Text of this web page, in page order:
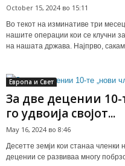
October 15, 2024 во 15:11
Во текот на изминативе три
нашите операции кои се клучни
на нашата држава. Најпрво,
Европа и Свет
За две децении
го удвоија својот...
May 16, 2024 во 8:46
Десетте земји кои станаа
децении се развиваа многу